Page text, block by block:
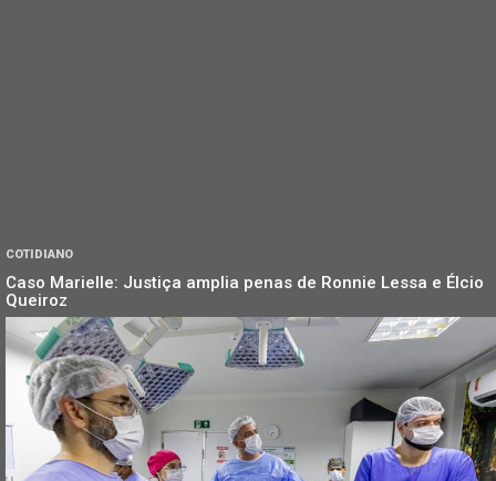
COTIDIANO
Caso Marielle: Justiça amplia penas de Ronnie Lessa e Élcio
Queiroz